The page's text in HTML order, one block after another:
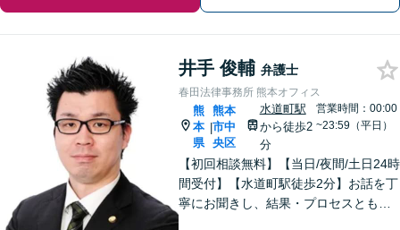
井手 俊輔 弁護士
春田法律事務所 熊本オフィス
熊
本
県
|
熊本
市中
央区
水道町駅
から徒歩2
分
営業時間：00:00
~23:59（平日）
【初回相談無料】【当日/夜間/土日24時
間受付】【水道町駅徒歩2分】お話を丁
寧にお聞きし、結果・プロセスともに